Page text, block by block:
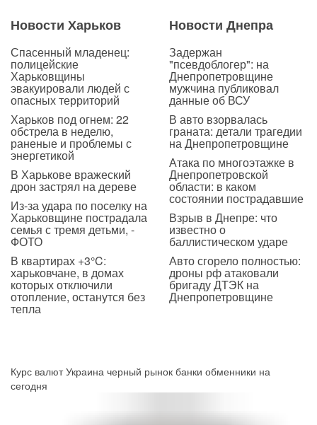
Новости Харьков
Спасенный младенец:
полицейские
Харьковщины
эвакуировали людей с
опасных территорий
Харьков под огнем: 22
обстрела в неделю,
раненые и проблемы с
энергетикой
В Харькове вражеский
дрон застрял на дереве
Из-за удара по поселку на
Харьковщине пострадала
семья с тремя детьми, -
ФОТО
В квартирах +3°C:
харьковчане, в домах
которых отключили
отопление, останутся без
тепла
Новости Днепра
Задержан
"псевдоблогер": на
Днепропетровщине
мужчина публиковал
данные об ВСУ
В авто взорвалась
граната: детали трагедии
на Днепропетровщине
Атака по многоэтажке в
Днепропетровской
области: в каком
состоянии пострадавшие
Взрыв в Днепре: что
известно о
баллистическом ударе
Авто сгорело полностью:
дроны рф атаковали
бригаду ДТЭК на
Днепропетровщине
Курс валют Украина черный рынок банки обменники на
сегодня